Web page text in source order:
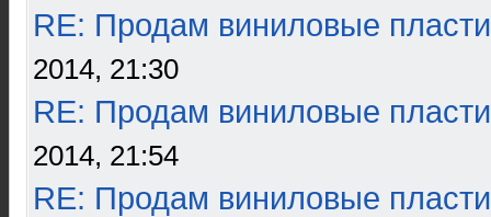
RE: Продам виниловые
2014, 21:30
RE: Продам виниловые
2014, 21:54
RE: Продам виниловые